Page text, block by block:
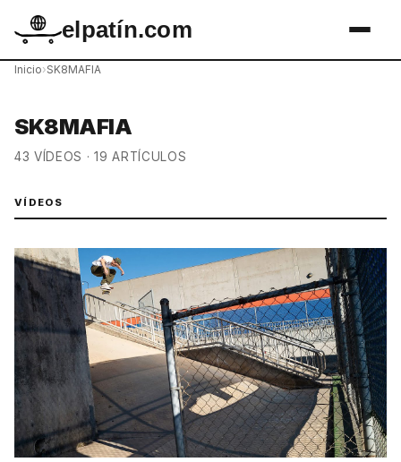
elpatín.com
Inicio›SK8MAFIA
SK8MAFIA
43 VÍDEOS · 19 ARTÍCULOS
VÍDEOS